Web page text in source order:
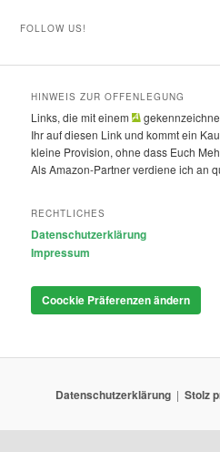
FOLLOW US!
HINWEIS ZUR OFFENLEGUNG
Links, die mit einem
Ihr auf diesen Link und kommt ein
kleine Provision, ohne dass Euch
Als Amazon-Partner verdiene ich an
RECHTLICHES
Datenschutzerklärung
Impressum
Coockie Präferenzen ändern
Datenschutzerklärung Stolz